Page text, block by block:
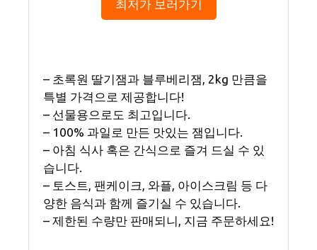
최저가 보러가기
– 초록원 딸기잼과 블루베리잼, 2kg 만큼을
특별 가격으로 제공합니다!
– 선물용으로도 최고입니다.
– 100% 과일로 만든 맛있는 잼입니다.
– 아침 식사 혹은 간식으로 즐겨 드실 수 있
습니다.
– 토스트, 팬케이크, 와플, 아이스크림 등 다
양한 음식과 함께 즐기실 수 있습니다.
– 제한된 수량만 판매되니, 지금 주문하세요!